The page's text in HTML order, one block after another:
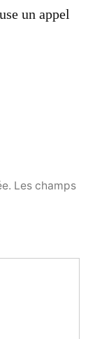
un appel
Les champs